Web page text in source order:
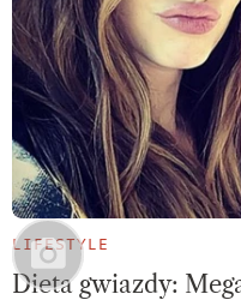
LIFESTYLE
Dieta gwiazdy: